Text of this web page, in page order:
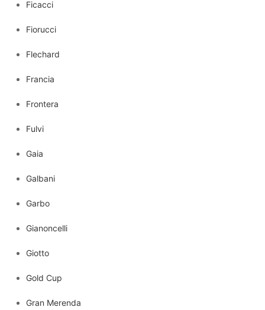
Ficacci
Fiorucci
Flechard
Francia
Frontera
Fulvi
Gaia
Galbani
Garbo
Gianoncelli
Giotto
Gold Cup
Gran Merenda